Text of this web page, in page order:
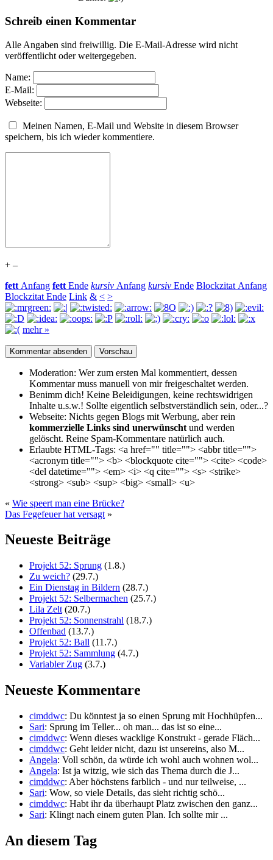
Schreib einen Kommentar
Alle Angaben sind freiwillig. Die E-Mail-Adresse wird nicht
veröffentlicht oder weitergegeben.
Name:
E-Mail:
Webseite:
Meinen Namen, E-Mail und Website in diesem Browser
speichern, bis ich wieder kommentiere.
+ –
fett Anfang fett Ende kursiv Anfang kursiv Ende Blockzitat Anfang
Blockzitat Ende Link & < >
mehr »
Moderation: Wer zum ersten Mal kommentiert, dessen
Kommentar muss manuell von mir freigeschaltet werden.
Benimm dich! Keine Beleidigungen, keine rechtswidrigen
Inhalte u.s.w.! Sollte eigentlich selbst­verständlich sein, oder...?
Webseite: Nichts gegen Blogs mit Werbung, aber rein
kommerzielle Links sind unerwünscht und werden
gelöscht. Reine Spam-Kommentare natürlich auch.
Erlaubte HTML-Tags: <a href="" title=""> <abbr title="">
<acronym title=""> <b> <blockquote cite=""> <cite> <code>
<del datetime=""> <em> <i> <q cite=""> <s> <strike>
<strong> <sub> <sup> <big> <small> <u>
« Wie speert man eine Brücke?
Das Fegefeuer hat versagt »
Neueste Beiträge
Projekt 52: Sprung (1.8.)
Zu weich? (29.7.)
Ein Dienstag in Bildern (28.7.)
Projekt 52: Selbermachen (25.7.)
Lila Zelt (20.7.)
Projekt 52: Sonnenstrahl (18.7.)
Offenbad (13.7.)
Projekt 52: Ball (11.7.)
Projekt 52: Sammlung (4.7.)
Variabler Zug (3.7.)
Neueste Kommentare
cimddwc: Du könntest ja so einen Sprung mit Hochhüpfen...
Sari: Sprung im Teller... oh man... das ist so eine...
cimddwc: Wenn dieses wacklige Konstrukt - gerade Fläch...
cimddwc: Geht leider nicht, dazu ist unsereins, also M...
Angela: Voll schön, da würde ich wohl auch wohnen wol...
Angela: Ist ja witzig, wie sich das Thema durch die J...
cimddwc: Aber höchstens farblich - und nur teilweise, ...
Sari: Wow, so viele Details, das sieht richtig schö...
cimddwc: Habt ihr da überhaupt Platz zwischen den ganz...
Sari: Klingt nach einem guten Plan. Ich sollte mir ...
An diesem Tag